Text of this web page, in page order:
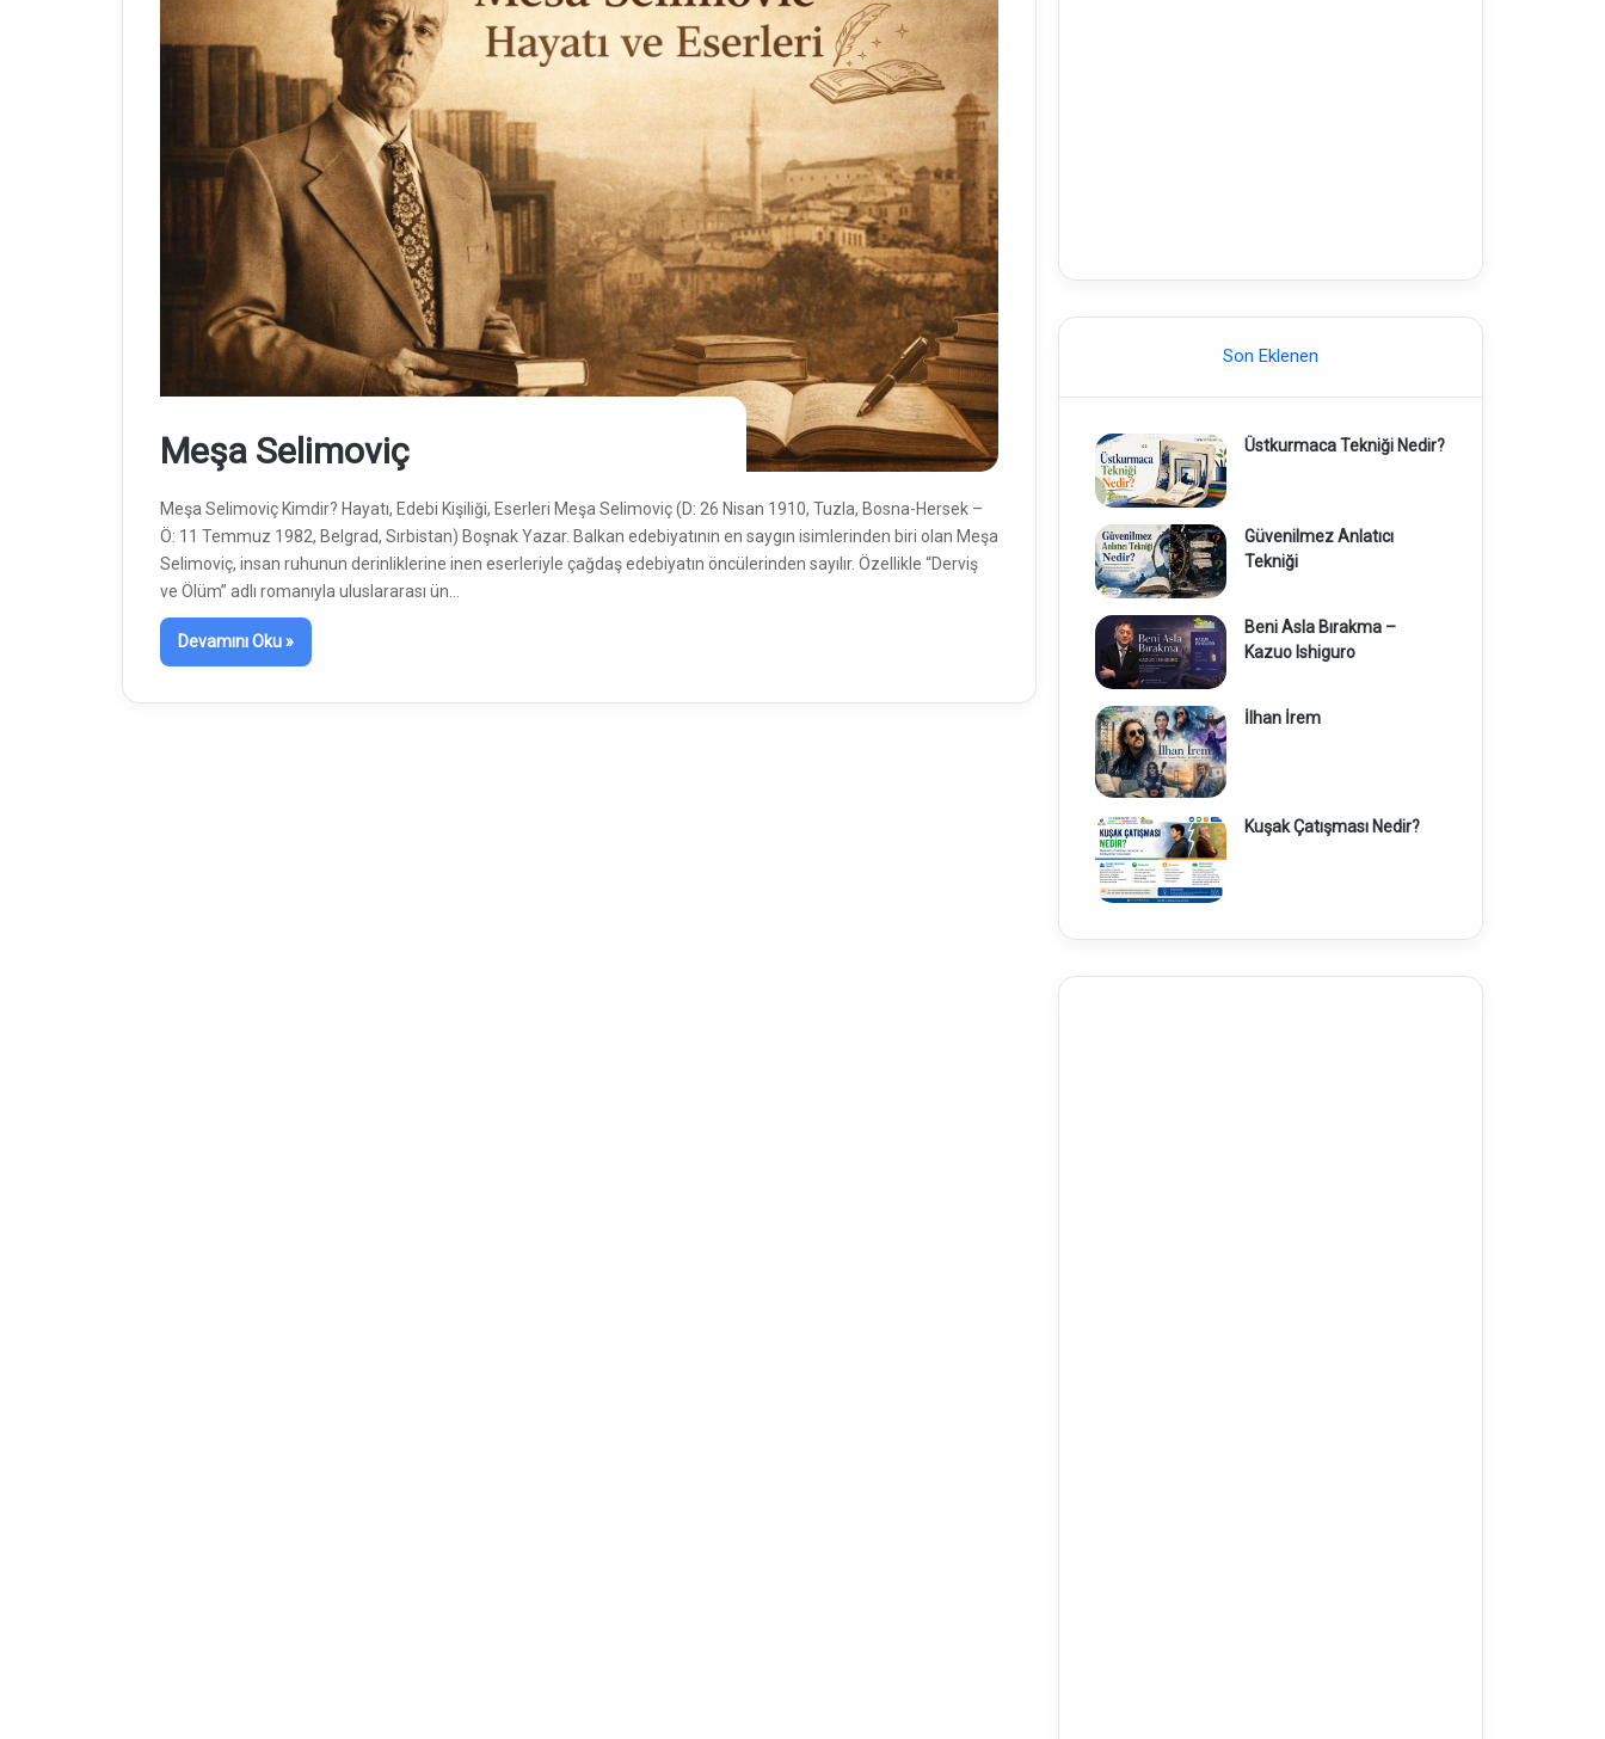
Meşa Selimoviç
Meşa Selimoviç Kimdir? Hayatı, Edebi Kişiliği, Eserleri Meşa Selimoviç (D: 26 Nisan 1910, Tuzla, Bosna-Hersek –
Ö: 11 Temmuz 1982, Belgrad, Sırbistan) Boşnak Yazar. Balkan edebiyatının en saygın isimlerinden biri olan Meşa
Selimoviç, insan ruhunun derinliklerine inen eserleriyle çağdaş edebiyatın öncülerinden sayılır. Özellikle “Derviş
ve Ölüm” adlı romanıyla uluslararası ün…
Devamını Oku »
Son Eklenen
Üstkurmaca Tekniği Nedir?
Güvenilmez Anlatıcı
Tekniği
Beni Asla Bırakma –
Kazuo Ishiguro
İlhan İrem
Kuşak Çatışması Nedir?